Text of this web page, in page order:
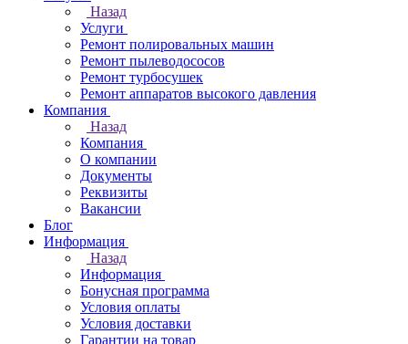
Назад
Услуги
Ремонт полировальных машин
Ремонт пылеводососов
Ремонт турбосушек
Ремонт аппаратов высокого давления
Компания
Назад
Компания
О компании
Документы
Реквизиты
Вакансии
Блог
Информация
Назад
Информация
Бонусная программа
Условия оплаты
Условия доставки
Гарантии на товар